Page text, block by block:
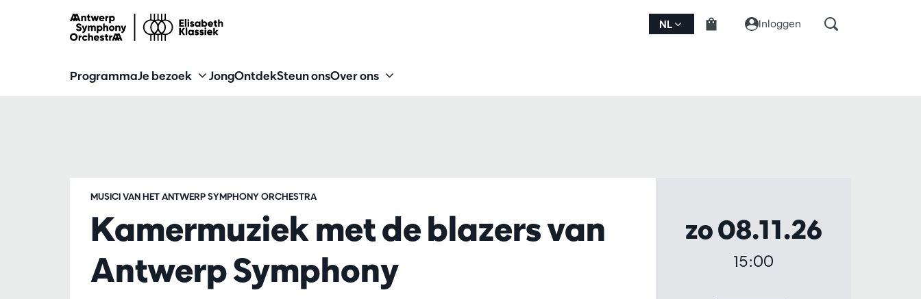
NL Inloggen
ProgrammaJe bezoek JongOntdekSteun onsOver ons
Kamermuziek met de blazers van
Antwerp Symphony
MUSICI VAN HET ANTWERP SYMPHONY ORCHESTRA
zo 08.11.26
15:00